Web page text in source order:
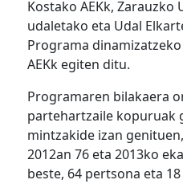
Kostako AEKk, Zarauzko
udaletako eta Udal
Programa
AEKk egiten ditu.
Programaren bilakaera
partehartzaile kopuruak
mintzakide izan
2012an 76 eta 2013ko
beste, 64 pertsona eta